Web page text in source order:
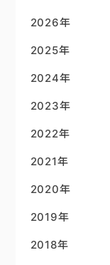
2026年
2025年
2024年
2023年
2022年
2021年
2020年
2019年
2018年